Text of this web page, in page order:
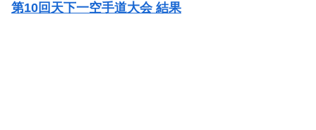
第10回天下一空手道大会 結果